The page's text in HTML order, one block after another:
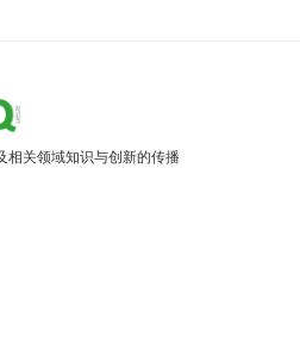
相关领域知识与创新的传播